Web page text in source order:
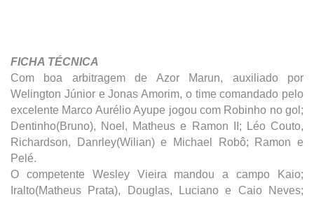
FICHA TÉCNICA
Com boa arbitragem de Azor Marun, auxiliado por
Welington Júnior e Jonas Amorim, o time comandado pelo
excelente Marco Aurélio Ayupe jogou com Robinho no gol;
Dentinho(Bruno), Noel, Matheus e Ramon II; Léo Couto,
Richardson, Danrley(Wilian) e Michael Robô; Ramon e
Pelé.
O competente Wesley Vieira mandou a campo Kaio;
Iralto(Matheus Prata), Douglas, Luciano e Caio Neves;